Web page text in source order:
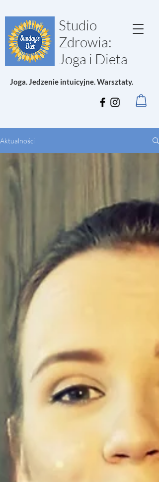
Studio
Zdrowia:
Joga i Dieta
Joga. Jedzenie intuicyjne. Warsztaty.
Aktualności